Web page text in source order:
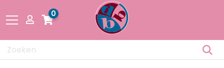
Drogisterij
0